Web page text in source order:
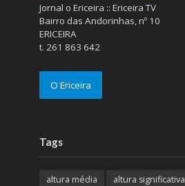
Jornal o Ericeira :: Ericeira TV
Bairro das Andorinhas, nº 10
ERICEIRA
t. 261 863 642
O Ericeira
Tags
altura média altura significativa